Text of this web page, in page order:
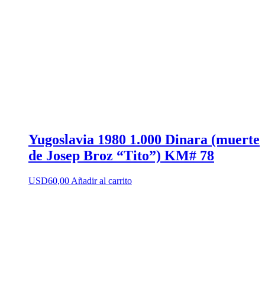
Yugoslavia 1980 1.000 Dinara (muerte
de Josep Broz “Tito”) KM# 78
USD60,00 Añadir al carrito